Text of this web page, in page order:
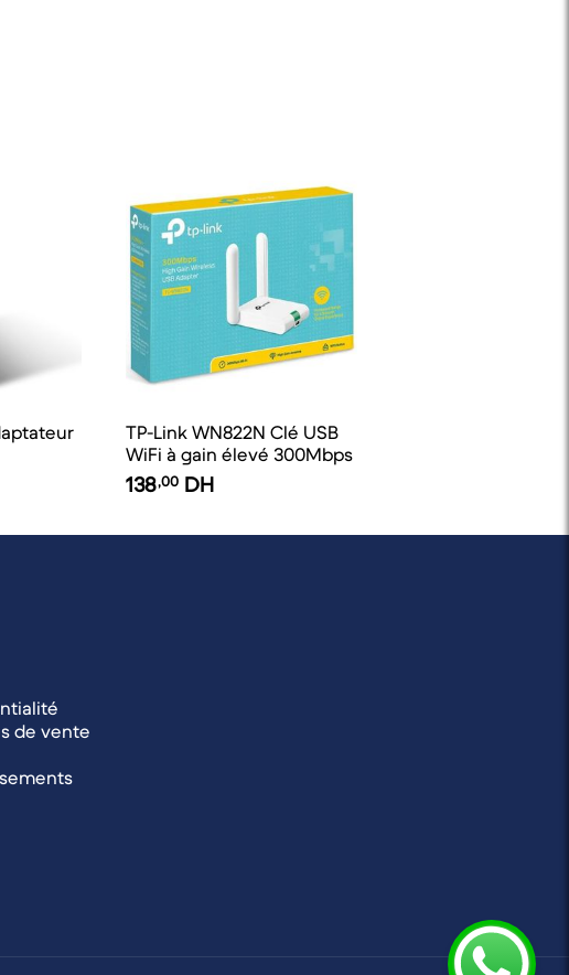
TP-Link WN822N Clé USB
WiFi à gain élevé 300Mbps
138,00 DH
de vente